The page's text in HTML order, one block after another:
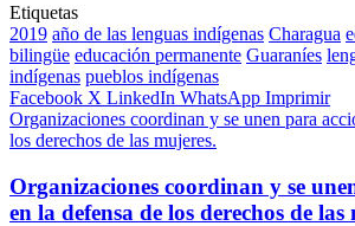
Etiquetas
2019 año de las lenguas indígenas Charagua
bilingüe educación permanente Guaraníes
indígenas pueblos indígenas
Facebook X LinkedIn WhatsApp Imprimir
Organizaciones coordinan y se unen para
los derechos de las mujeres.
Organizaciones coordinan y se
en la defensa de los derechos de las